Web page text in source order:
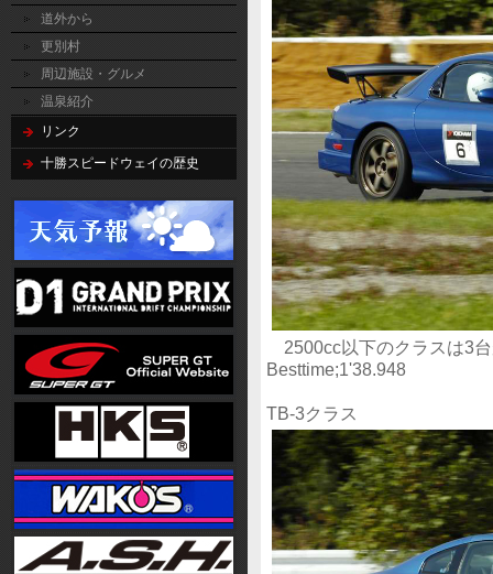
道外から
更別村
周辺施設・グルメ
温泉紹介
リンク
十勝スピードウェイの歴史
2500cc以下のクラスは
Besttime;1'38.948
TB-3クラス